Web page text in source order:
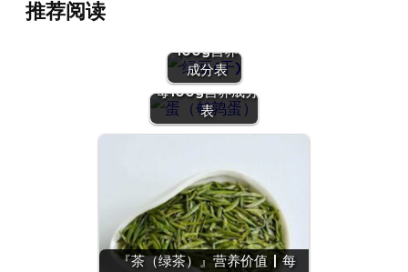
推荐阅读
100g营养
成分表
『蛋（鹌鹑
蛋）』营养价值 |
每100g营养成分
表
『茶（绿茶）』营养价值 | 每